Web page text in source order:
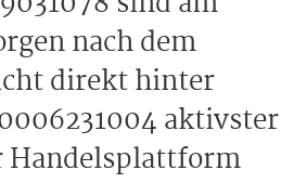
nach dem
direkt hinter
aktivster
Handelsplattform